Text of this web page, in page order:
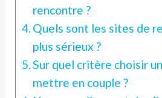
rencontre ?
Quels sont les sites de
plus sérieux ?
Sur quel critère choisir
mettre en couple ?